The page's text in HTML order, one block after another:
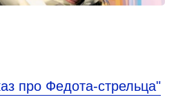
про Федота-стрельца"